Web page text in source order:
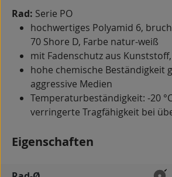
Rad: Serie PO
hochwertiges Polyamid 6,
70 Shore D, Farbe natur-weiß
mit Fadenschutz aus
hohe chemische Beständigkeit
aggressive Medien
Temperaturbeständigkeit: -20
verringerte Tragfähigkeit bei
Eigenschaften